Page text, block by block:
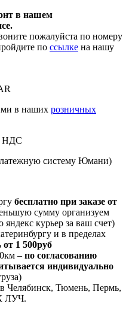
в нашем
пожалуйста по номеру
по ссылке на нашу
в наших розничных
НДС
систему Юмани)
бесплатно при заказе от
сумму организуем
яндекс курьер за ваш счет)
и в пределах
от 1 500руб
– по согласованию
индивидуально
Челябинск, Тюмень, Пермь,
ЛУЧ.